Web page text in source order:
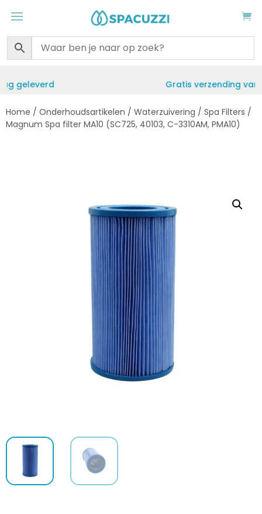
Gratis verzending vanaf €50
Home / Onderhoudsartikelen / Waterzuivering / Spa Filters /
Magnum Spa filter MA10 (SC725, 40103, C-3310AM, PMA10)